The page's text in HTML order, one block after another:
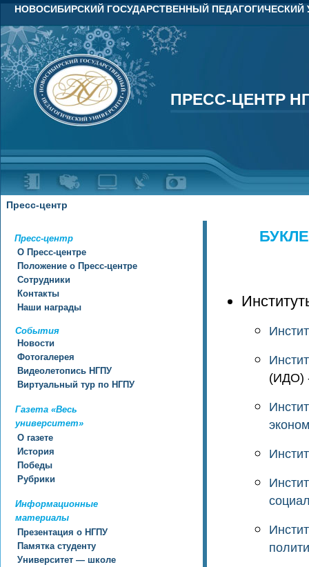
НОВОСИБИРСКИЙ ГОСУДАРСТВЕННЫЙ ПЕДАГОГИЧЕСКИЙ
ПРЕСС-ЦЕНТР
ПРЕСС-ЦЕНТР
Пресс-центр
Пресс-центр
О Пресс-центре
Положение о Пресс-центре
Сотрудники
Контакты
Наши награды
События
Новости
Фотогалерея
Видеолетопись НГПУ
Виртуальный тур по НГПУ
Газета «Весь
университет»
О газете
История
Победы
Рубрики
Информационные
материалы
Презентация о НГПУ
Памятка студенту
Университет — школе
(ИДО)